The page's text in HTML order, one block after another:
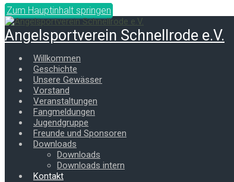
Zum Hauptinhalt springen
Angelsportverein Schnellrode e.V.
Willkommen
Geschichte
Unsere Gewässer
Vorstand
Veranstaltungen
Fangmeldungen
Jugendgruppe
Freunde und Sponsoren
Downloads
Downloads
Downloads intern
Kontakt